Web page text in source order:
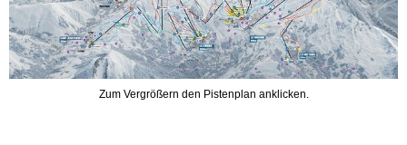
Zum Vergrößern den Pistenplan anklicken.